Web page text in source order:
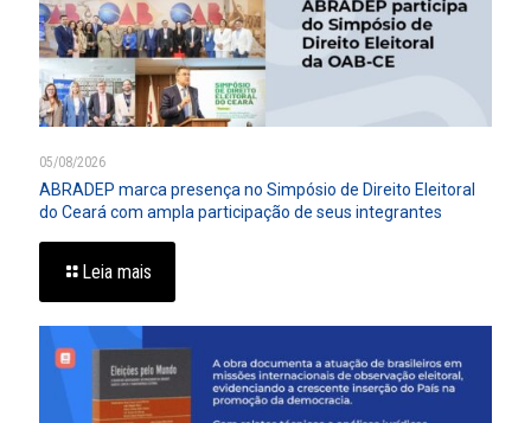
05/08/2026
ABRADEP marca presença no Simpósio de Direito Eleitoral
do Ceará com ampla participação de seus integrantes
Leia mais